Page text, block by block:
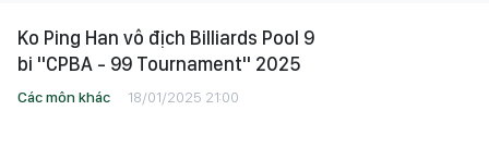
Ko Ping Han vô địch Billiards Pool 9
bi "CPBA - 99 Tournament" 2025
Các môn khác 18/01/2025 21:00